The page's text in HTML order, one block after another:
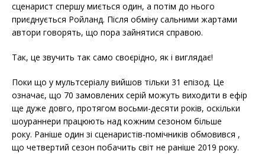
сценарист спершу миється один, а потім до нього
приєднується Ройланд. Після обміну сальними жартами
автори говорять, що пора зайнятися справою.
Так, це звучить так само своєрідно, як і виглядає!
Поки що у мультсеріалу вийшов тільки 31 епізод. Це
означає, що 70 замовлених серій можуть виходити в ефір
ще дуже довго, протягом восьми-десяти років, оскільки
шоураннери працюють над кожним сезоном більше
року. Раніше один зі сценаристів-помічників обмовився ,
що четвертий сезон побачить світ не раніше 2019 року.